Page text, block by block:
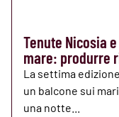
Tenute Nicosia
mare: produrre
La settima
un balcone sui
una notte...